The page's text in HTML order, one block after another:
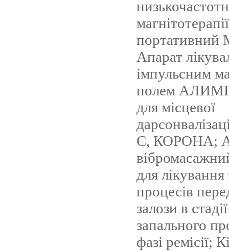
магнітотерапії
Апарат
імпульсним
полем
для місцевої
С, КОРОНА;
для
процесів
залози в
запального
фазі ремісії;